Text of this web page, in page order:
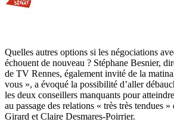
Quelles autres options si les négociations
échouent de nouveau ? Stéphane Besnier,
de TV Rennes, également invité de la
vous », a évoqué la possibilité d’aller
les deux conseillers manquants pour
au passage des relations « très très tendues
Girard et Claire Desmares-Poirrier.